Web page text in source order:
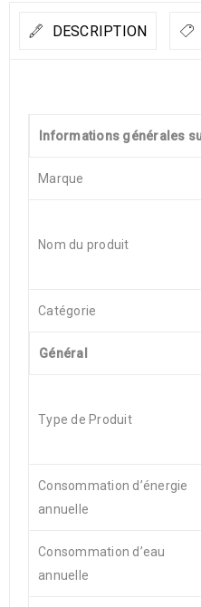
DESCRIPTION
Informations générales
Marque
Nom du produit
Catégorie
Général
Type de Produit
Consommation d’énergie
annuelle
Consommation d’eau
annuelle